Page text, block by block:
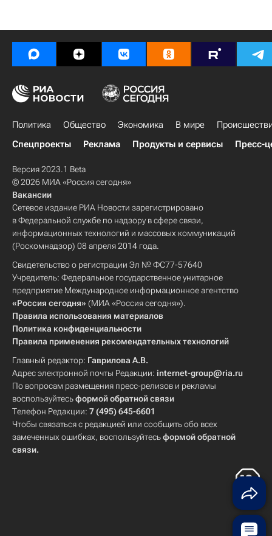
Политика Общество Экономика В мире
Спецпроекты
Реклама Продукты и сервисы Пресс-
Версия 2023.1 Beta
© 2026 МИА «Россия сегодня»
Вакансии
Сетевое издание РИА Новости зарегистрировано
в Федеральной службе по надзору в сфере связи,
информационных технологий и массовых коммуникаций
(Роскомнадзор) 08 апреля 2014 года.
Свидетельство о регистрации Эл № ФС77-57640
Учредитель: Федеральное государственное унитарное
предприятие Международное информационное агентство
«Россия сегодня» (МИА «Россия сегодня»).
Правила использования материалов
Политика конфиденциальности
Правила применения рекомендательных технологий
Главный редактор: Гаврилова А.В.
Адрес электронной почты Редакции: internet-group@ria.ru
По вопросам размещения пресс-релизов и рекламы
воспользуйтесьформой обратной связи
Телефон Редакции: 7 (495) 645-6601
Чтобы связаться с редакцией или сообщить обо всех
замеченных ошибках, воспользуйтесьформой обратной
связи.